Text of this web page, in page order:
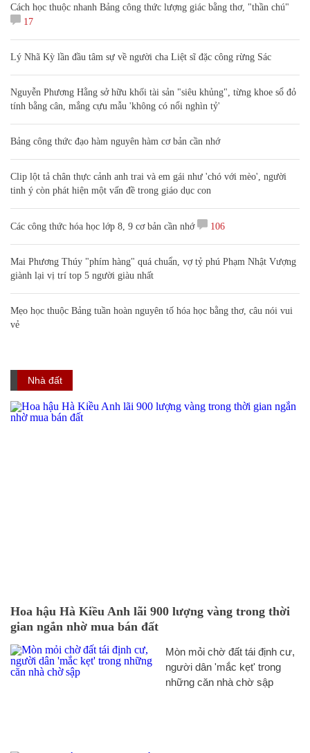
Cách học thuộc nhanh Bảng công thức lượng giác bằng thơ, "thần chú"
17
Lý Nhã Kỳ lần đầu tâm sự về người cha Liệt sĩ đặc công rừng Sác
Nguyễn Phương Hằng sở hữu khối tài sản "siêu khủng", từng khoe sổ đỏ
tính bằng cân, mắng cựu mẫu 'không có nổi nghìn tỷ'
Bảng công thức đạo hàm nguyên hàm cơ bản cần nhớ
Clip lột tả chân thực cảnh anh trai và em gái như 'chó với mèo', người
tinh ý còn phát hiện một vấn đề trong giáo dục con
Các công thức hóa học lớp 8, 9 cơ bản cần nhớ 106
Mai Phương Thúy "phím hàng" quá chuẩn, vợ tỷ phú Phạm Nhật Vượng
giành lại vị trí top 5 người giàu nhất
Mẹo học thuộc Bảng tuần hoàn nguyên tố hóa học bằng thơ, câu nói vui
vẻ
Nhà đất
Hoa hậu Hà Kiều Anh lãi 900 lượng vàng trong thời
gian ngắn nhờ mua bán đất
Mòn mỏi chờ đất tái định cư,
người dân 'mắc kẹt' trong
những căn nhà chờ sập